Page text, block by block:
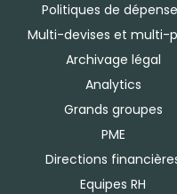
Politiques de
Multi-devises et multi-
Archivage légal
Analytics
Grands groupes
PME
Directions
Equipes RH